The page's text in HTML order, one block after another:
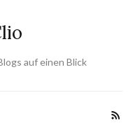
auf einen Blick